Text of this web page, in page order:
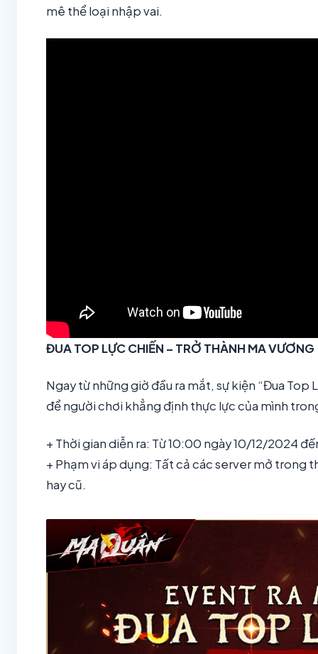
mê thể loại nhập vai.
ĐUA TOP LỰC CHIẾN – TRỞ THÀNH MA VƯƠNG
Ngay từ những giờ đầu ra mắt, sự kiện “Đua Top
để người chơi khẳng định thực lực của mình
+ Thời gian diễn ra: Từ 10:00 ngày 10/12/2024
+ Phạm vi áp dụng: Tất cả các server mở trong
hay cũ.